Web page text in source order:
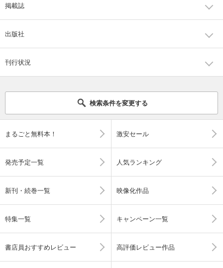
掲載誌
出版社
刊行状況
検索条件を変更する
まるごと無料本！ 激安セール
発売予定一覧 人気ランキング
新刊・続巻一覧 映像化作品
特集一覧 キャンペーン一覧
書店員おすすめレビュー 高評価レビュー作品